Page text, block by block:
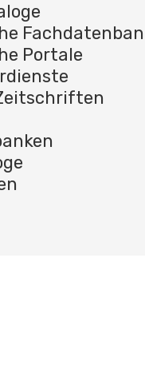
Portale